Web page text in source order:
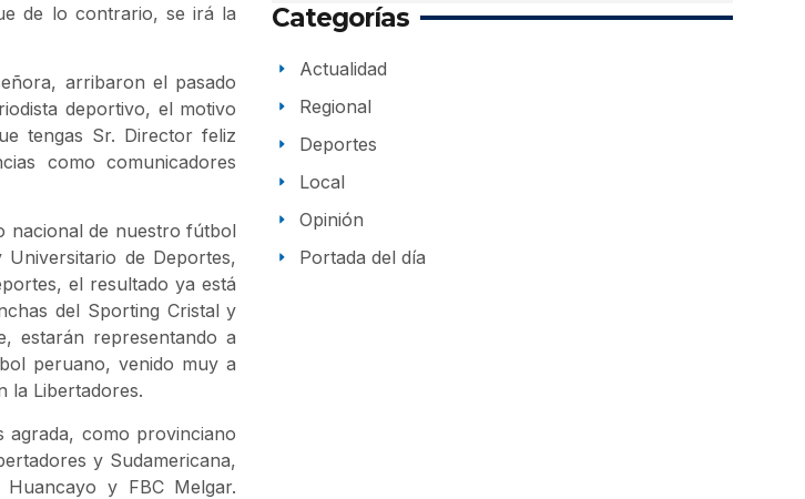
de lo contrario, se irá la
arribaron el pasado
deportivo, el motivo
tengas Sr. Director feliz
como comunicadores
nacional de nuestro fútbol
de Deportes,
el resultado ya está
del Sporting Cristal y
estarán representando a
peruano, venido muy a
la Libertadores.
como provinciano
y Sudamericana,
y FBC Melgar.
Categorías
Actualidad
Regional
Deportes
Local
Opinión
Portada del día